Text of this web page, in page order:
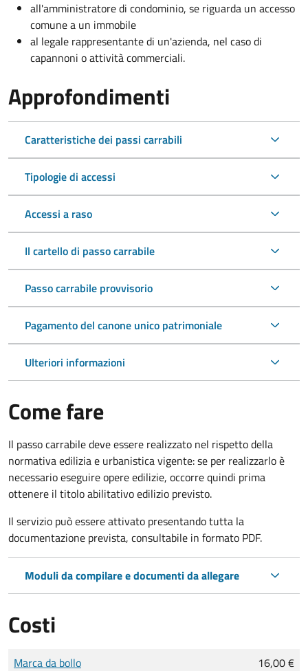
all'amministratore di condominio, se riguarda un accesso
comune a un immobile
al legale rappresentante di un'azienda, nel caso di
capannoni o attività commerciali.
Approfondimenti
Caratteristiche dei passi carrabili
Tipologie di accessi
Accessi a raso
Il cartello di passo carrabile
Passo carrabile provvisorio
Pagamento del canone unico patrimoniale
Ulteriori informazioni
Come fare
Il passo carrabile deve essere realizzato nel rispetto della
normativa edilizia e urbanistica vigente: se per realizzarlo è
necessario eseguire opere edilizie, occorre quindi prima
ottenere il titolo abilitativo edilizio previsto.
Il servizio può essere attivato presentando tutta la
documentazione prevista, consultabile in formato PDF.
Moduli da compilare e documenti da allegare
Costi
Tipo di pagamento
Importo
Marca da bollo 16,00 €